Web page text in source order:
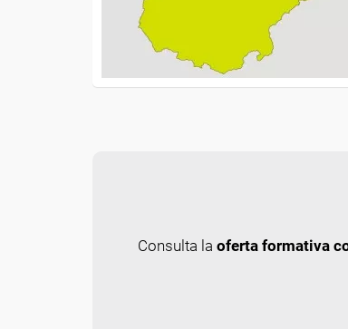
Consulta la oferta formativa